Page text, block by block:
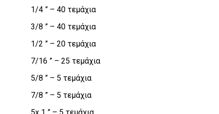
1/4 ” – 40 τεμάχια
3/8 ” – 40 τεμάχια
1/2 ” – 20 τεμάχια
7/16 ” – 25 τεμάχια
5/8 ” – 5 τεμάχια
7/8 ” – 5 τεμάχια